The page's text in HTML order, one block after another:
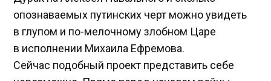
опознаваемых путинских черт можно увидеть
в глупом и по-мелочному злобном Царе
в исполнении Михаила Ефремова.
Сейчас подобный проект представить себе